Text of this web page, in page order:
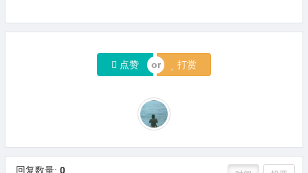
点赞 打赏
回复数量: 0